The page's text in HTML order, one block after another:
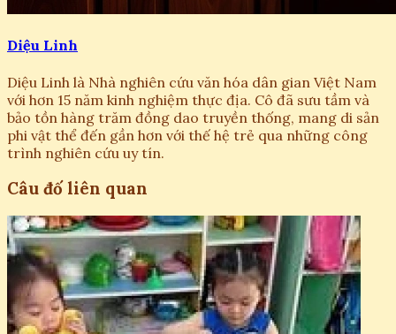
Diệu Linh
Diệu Linh là Nhà nghiên cứu văn hóa dân gian Việt Nam
với hơn 15 năm kinh nghiệm thực địa. Cô đã sưu tầm và
bảo tồn hàng trăm đồng dao truyền thống, mang di sản
phi vật thể đến gần hơn với thế hệ trẻ qua những công
trình nghiên cứu uy tín.
Câu đố liên quan